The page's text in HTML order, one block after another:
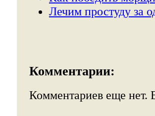
Лечим простуду за
Комментарии:
Комментариев еще нет.